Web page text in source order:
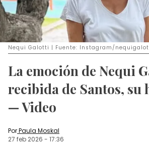
Nequi Galotti | Fuente: Instagram/
La emoción de Nequi
recibida de Santos, su
— Video
PorPaula Moskal
27 feb 2026 - 17:36